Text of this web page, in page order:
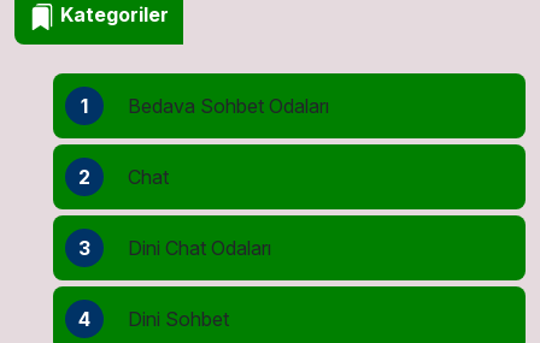
Kategoriler
1 Bedava Sohbet Odaları
2 Chat
3 Dini Chat Odaları
4 Dini Sohbet